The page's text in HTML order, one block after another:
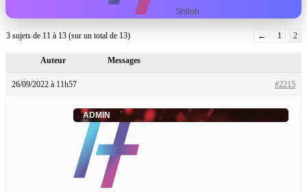
Shiloh
3 sujets de 11 à 13 (sur un total de 13) ← 1 2
Auteur Messages
26/09/2022 à 11h57 #2215
ADMIN